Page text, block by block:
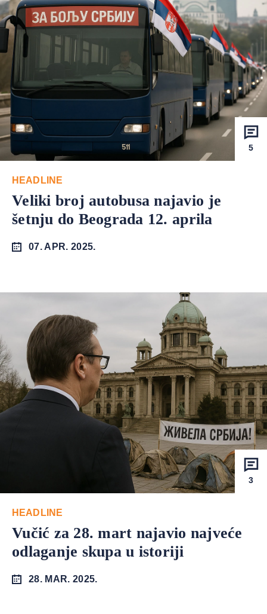
5
HEADLINE
Veliki broj autobusa najavio je
šetnju do Beograda 12. aprila
07. APR. 2025.
3
HEADLINE
Vučić za 28. mart najavio najveće
odlaganje skupa u istoriji
28. MAR. 2025.